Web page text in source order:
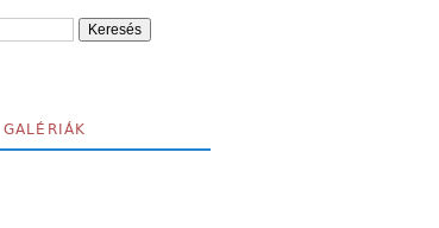
GALÉRIÁK